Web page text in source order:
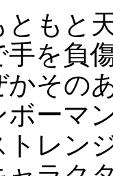
ともと
手を負
かその
ボーマ
トレン